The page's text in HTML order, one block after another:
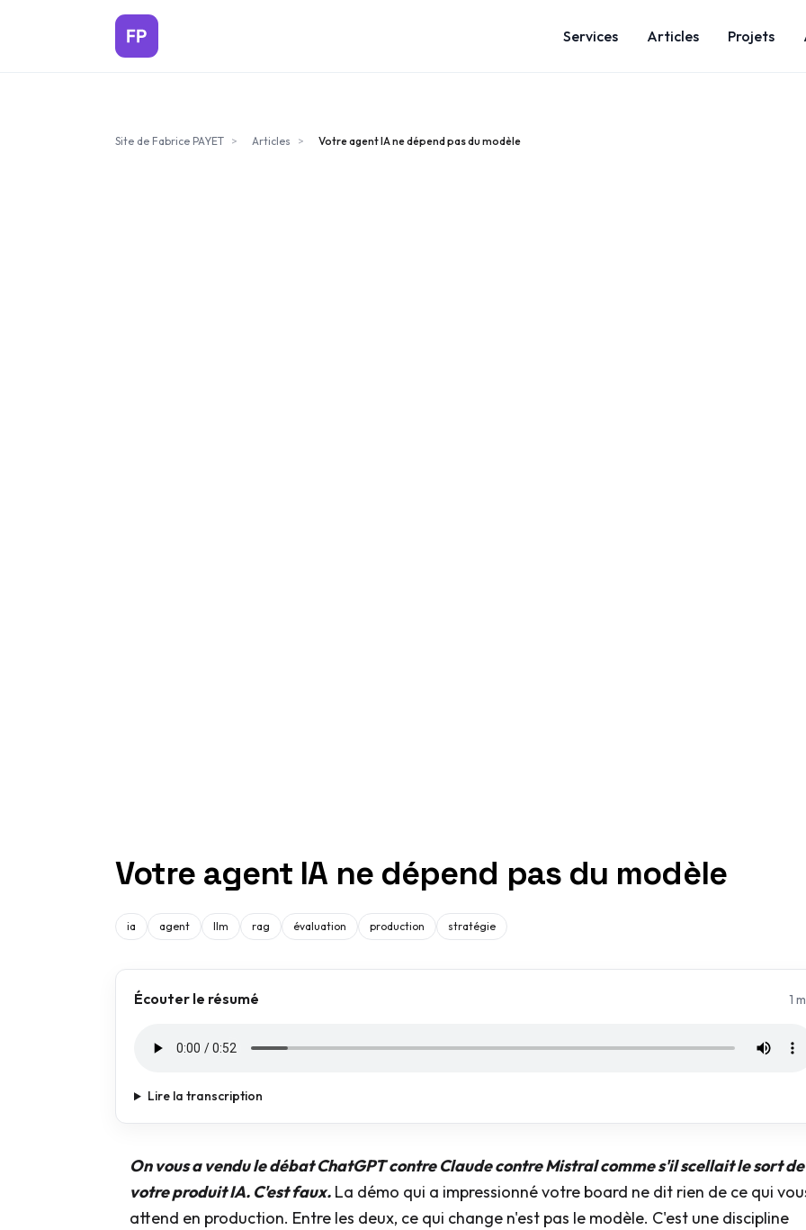
Aller au contenu principal
Services
Articles Projets
Site de Fabrice PAYET > Articles > Votre agent IA ne dépend pas du modèle
Votre agent IA ne dépend pas du modèle
ia agent llm rag évaluation production stratégie
Écouter le résumé 1
Lire la transcription
On vous a vendu le débat ChatGPT contre Claude contre Mistral comme s'il scellait le sort de
votre produit IA. C'est faux. La démo qui a impressionné votre board ne dit rien de ce qui
attend en production. Entre les deux, ce qui change n'est pas le modèle. C'est une discipline